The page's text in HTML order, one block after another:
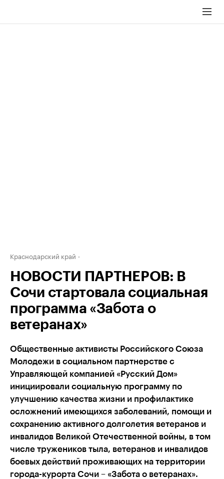
Краснодарский край
НОВОСТИ ПАРТНЕРОВ: В
Сочи стартовала социальная
программа «Забота о
ветеранах»
Общественные активисты Российского Союза
Молодежи в социальном партнерстве с
Управляющей компанией «Русский Дом»
инициировали социальную программу по
улучшению качества жизни и профилактике
осложнений имеющихся заболеваний, помощи и
сохранению активного долголетия ветеранов и
инвалидов Великой Отечественной войны, в том
числе тружеников тыла, ветеранов и инвалидов
боевых действий проживающих на территории
города-курорта Сочи – «Забота о ветеранах».